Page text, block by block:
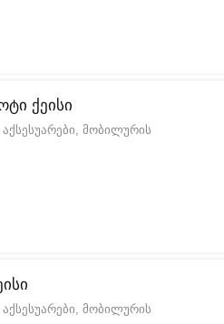
ქეისი
მობილურის
მობილურის